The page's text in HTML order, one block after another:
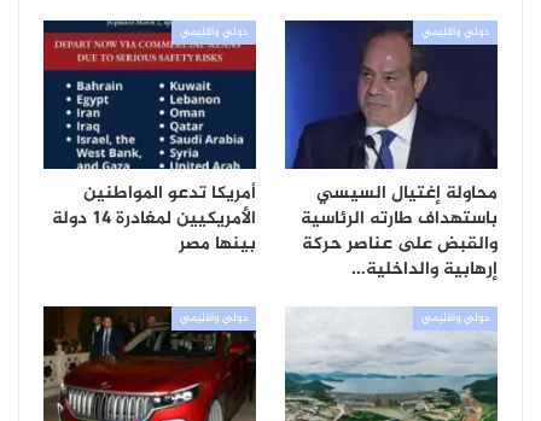
دولي واقليمي
محاولة إغتيال السيسي
باستهداف طارته الرئاسية
والقبض على عناصر حركة
إرهابية والداخلية…
دولي واقليمي
أمريكا تدعو المواطنين
الأمريكيين لمغادرة 14 دولة
بينها مصر
دولي واقليمي دولي واقليمي